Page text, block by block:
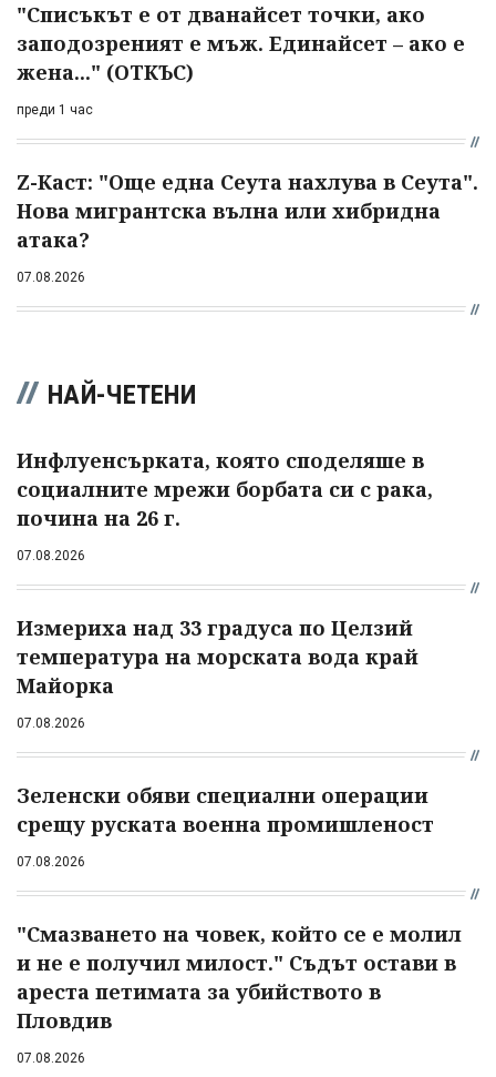
"Списъкът е от дванайсет точки, ако
заподозреният е мъж. Единайсет – ако е
жена..." (ОТКЪС)
преди 1 час
Z-Каст: "Още една Сеута нахлува в Сеута".
Нова мигрантска вълна или хибридна
атака?
07.08.2026
НАЙ-ЧЕТЕНИ
Инфлуенсърката, която споделяше в
социалните мрежи борбата си с рака,
почина на 26 г.
07.08.2026
Измериха над 33 градуса по Целзий
температура на морската вода край
Майорка
07.08.2026
Зеленски обяви специални операции
срещу руската военна промишленост
07.08.2026
"Смазването на човек, който се е молил
и не е получил милост." Съдът остави в
ареста петимата за убийството в
Пловдив
07.08.2026